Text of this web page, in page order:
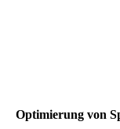
Optimierung von